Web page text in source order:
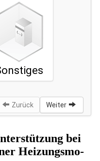
bei
Hei­zungs­mo­